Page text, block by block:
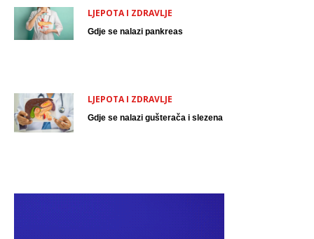
LJEPOTA I ZDRAVLJE
Gdje se nalazi pankreas
LJEPOTA I ZDRAVLJE
Gdje se nalazi gušterača i slezena